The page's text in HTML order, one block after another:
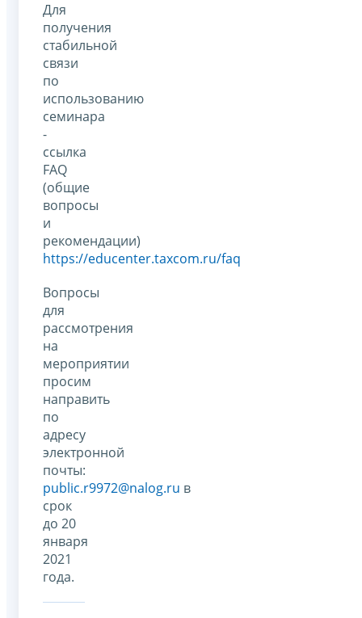
Для
получения
стабильной
связи
по
использованию
семинара
-
ссылка
FAQ
(общие
вопросы
и
рекомендации)
https://educenter.taxcom.ru/faq
Вопросы
для
рассмотрения
на
мероприятии
просим
направить
по
адресу
электронной
почты:
public.r9972@nalog.ru в
срок
до 20
января
2021
года.